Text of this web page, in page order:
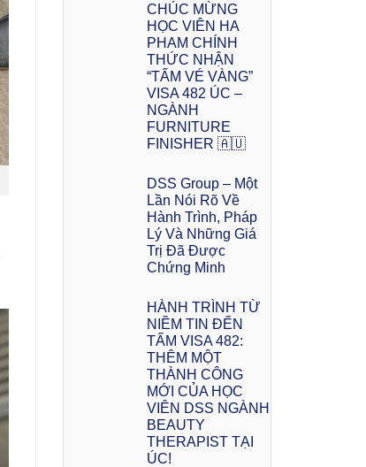
CHÚC MỪNG
HỌC VIÊN HA
PHAM CHÍNH
THỨC NHẬN
“TẤM VÉ VÀNG”
VISA 482 ÚC –
NGÀNH
FURNITURE
FINISHER 🇦🇺
DSS Group – Một
Lần Nói Rõ Về
Hành Trình, Pháp
Lý Và Những Giá
Trị Đã Được
Chứng Minh
HÀNH TRÌNH TỪ
NIỀM TIN ĐẾN
TẤM VISA 482:
THÊM MỘT
THÀNH CÔNG
MỚI CỦA HỌC
VIÊN DSS NGÀNH
BEAUTY
THERAPIST TẠI
ÚC!